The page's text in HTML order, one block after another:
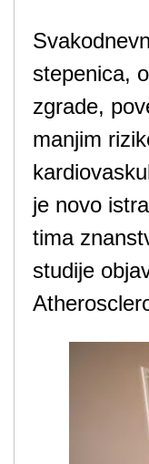
stepenica,
zgrade,
manjim
je novo
tima
studije